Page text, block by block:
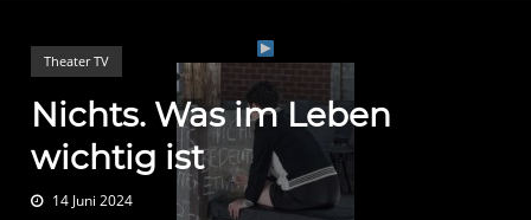
Theater TV
Nichts. Was im Leben
wichtig ist
14 Juni 2024